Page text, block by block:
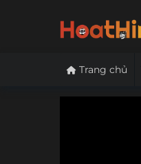
Trang chủ